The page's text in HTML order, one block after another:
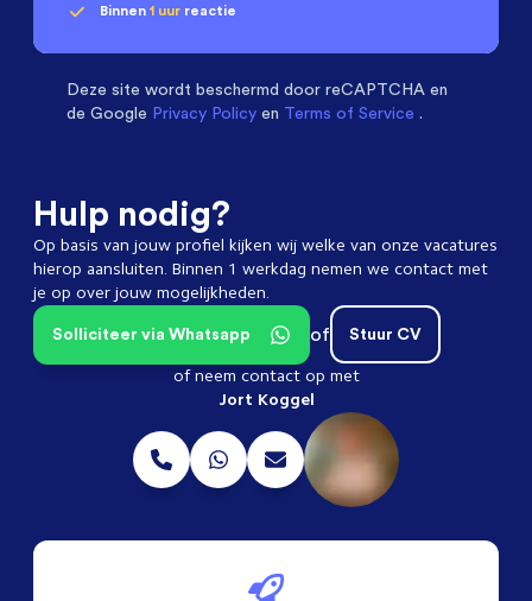
Binnen 1 uur reactie
met een 9.3
Deze site wordt beschermd door reCAPTCHA en
de Google Privacy Policy en Terms of Service .
Hulp nodig?
Op basis van jouw profiel kijken wij welke van onze vacatures
hierop aansluiten. Binnen 1 werkdag nemen we contact met
je op over jouw mogelijkheden.
Stuur CV
of
Solliciteer via Whatsapp
of neem contact op met
Jort Koggel